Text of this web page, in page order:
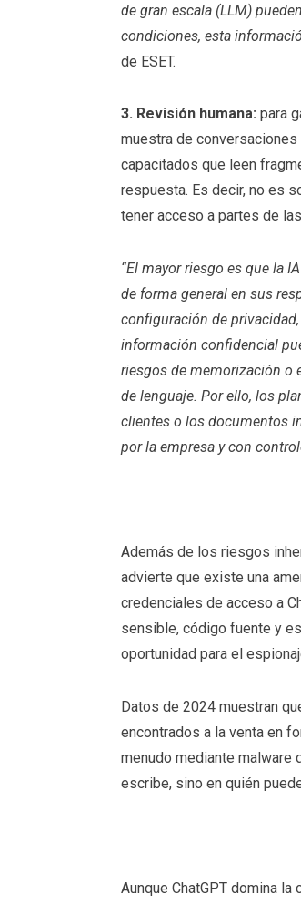
de gran escala (LLM)
condiciones, esta
de ESET.
3. Revisión humana: para
muestra de
capacitados que leen
respuesta. Es decir, no es
tener acceso a partes de
“El mayor riesgo es que la
de forma general en sus
configuración de
información confidencial
riesgos de memorización o
de lenguaje. Por ello, los
clientes o los documentos
por la empresa y con
Además de los riesgos
advierte que existe una
credenciales de acceso a
sensible, código fuente y
oportunidad para el
Datos de 2024 muestran
encontrados a la venta en
menudo mediante
escribe, sino en quién
Aunque ChatGPT domina